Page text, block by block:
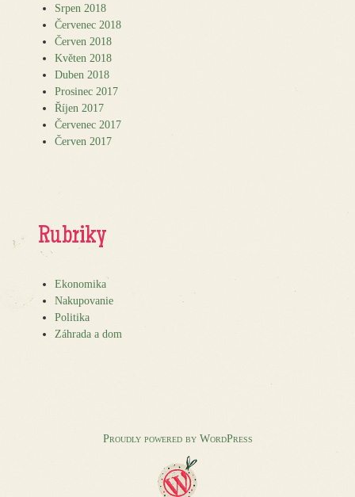
Srpen 2018
Červenec 2018
Červen 2018
Květen 2018
Duben 2018
Prosinec 2017
Říjen 2017
Červenec 2017
Červen 2017
Rubriky
Ekonomika
Nakupovanie
Politika
Záhrada a dom
Proudly powered by WordPress